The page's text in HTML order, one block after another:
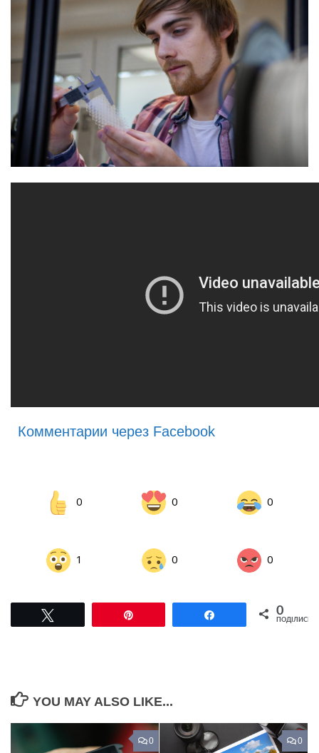
Комментарии через Facebook
0 0 0
1 0 0
Поділитися0
ПОДІЛИСЬ
YOU MAY ALSO LIKE...
0 0